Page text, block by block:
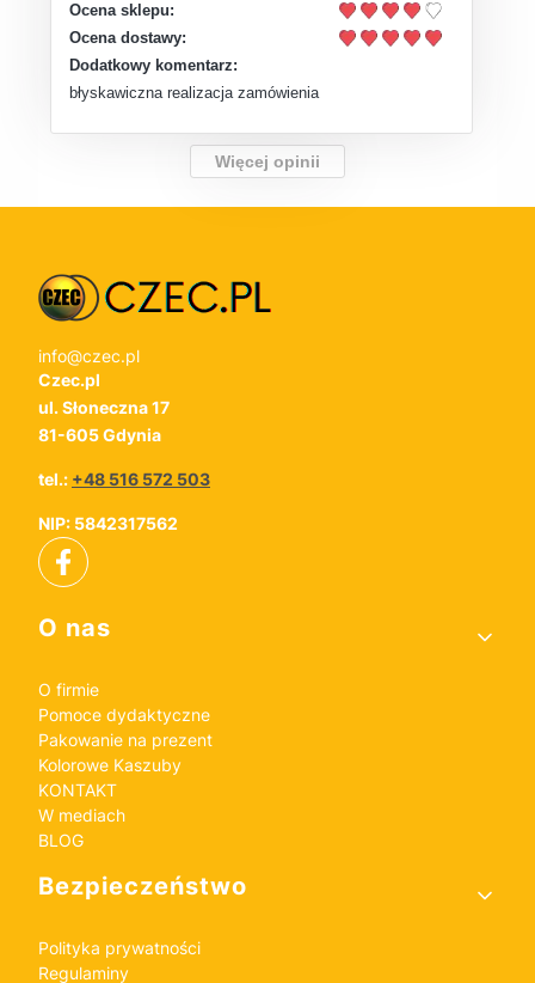
Ocena sklepu:
Ocena dostawy:
Dodatkowy komentarz:
błyskawiczna realizacja zamówienia
Więcej opinii
info@czec.pl
Czec.pl
ul. Słoneczna 17
81-605 Gdynia
tel.: +48 516 572 503
NIP: 5842317562
Linki w stopce
O nas
O firmie
Pomoce dydaktyczne
Pakowanie na prezent
Kolorowe Kaszuby
KONTAKT
W mediach
BLOG
Bezpieczeństwo
Polityka prywatności
Regulaminy